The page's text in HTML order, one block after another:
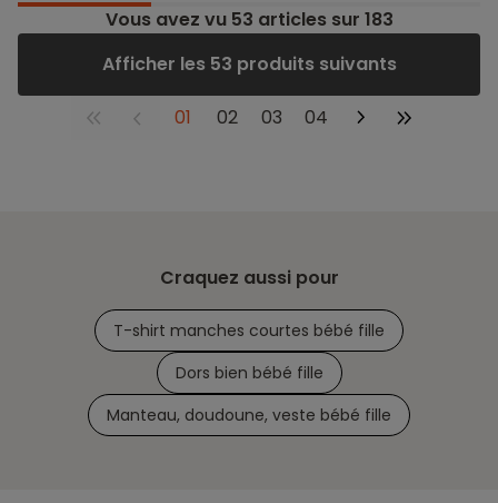
Vous avez vu 53 articles sur 183
Afficher les 53 produits suivants
01 02 03 04
Craquez aussi pour
T-shirt manches courtes bébé fille
Dors bien bébé fille
Manteau, doudoune, veste bébé fille